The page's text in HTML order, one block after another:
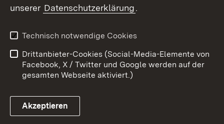
Link zum Landesportal
Kontakt
Datenschutz
Barrierefreiheit
Impressum Cookies
unserer Datenschutzerklärung.
Technisch notwendige Cookies
Drittanbieter-Cookies (Social-Media-Elemente von
Facebook, X / Twitter und Google werden auf der
gesamten Webseite aktiviert.)
Akzeptieren